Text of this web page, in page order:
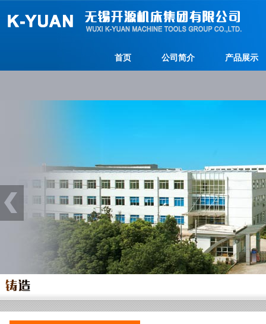
首页 公司简介 产品展示